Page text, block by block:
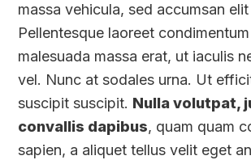
massa vehicula, sed accumsan elit
Pellentesque laoreet
malesuada massa erat, ut iaculis
vel. Nunc at sodales urna. Ut
suscipit suscipit. Nulla volutpat,
convallis dapibus, quam quam
sapien, a aliquet tellus velit eget